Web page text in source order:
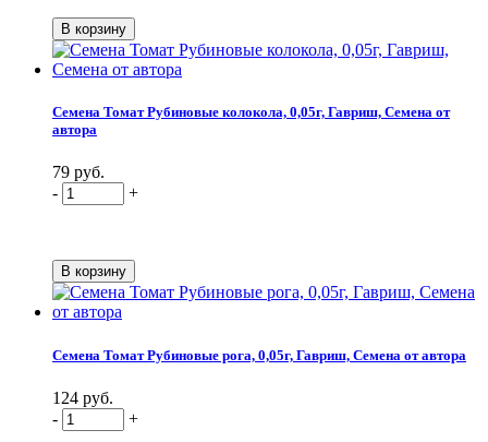
Семена Томат Рубиновые колокола, 0,05г, Гавриш, Семена от
автора
79 руб.
-
+
Семена Томат Рубиновые рога, 0,05г, Гавриш, Семена от автора
124 руб.
-
+